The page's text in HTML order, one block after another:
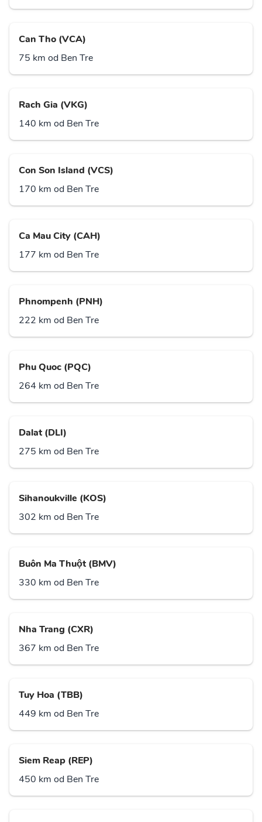
Can Tho (VCA)
75 km od Ben Tre
Rach Gia (VKG)
140 km od Ben Tre
Con Son Island (VCS)
170 km od Ben Tre
Ca Mau City (CAH)
177 km od Ben Tre
Phnompenh (PNH)
222 km od Ben Tre
Phu Quoc (PQC)
264 km od Ben Tre
Dalat (DLI)
275 km od Ben Tre
Sihanoukville (KOS)
302 km od Ben Tre
Buôn Ma Thuột (BMV)
330 km od Ben Tre
Nha Trang (CXR)
367 km od Ben Tre
Tuy Hoa (TBB)
449 km od Ben Tre
Siem Reap (REP)
450 km od Ben Tre